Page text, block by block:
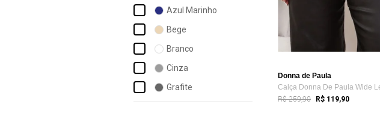
Azul Marinho
Bege
Branco
Cinza
Grafite
Donna de Paula
R$ 259,90 R$ 119,90